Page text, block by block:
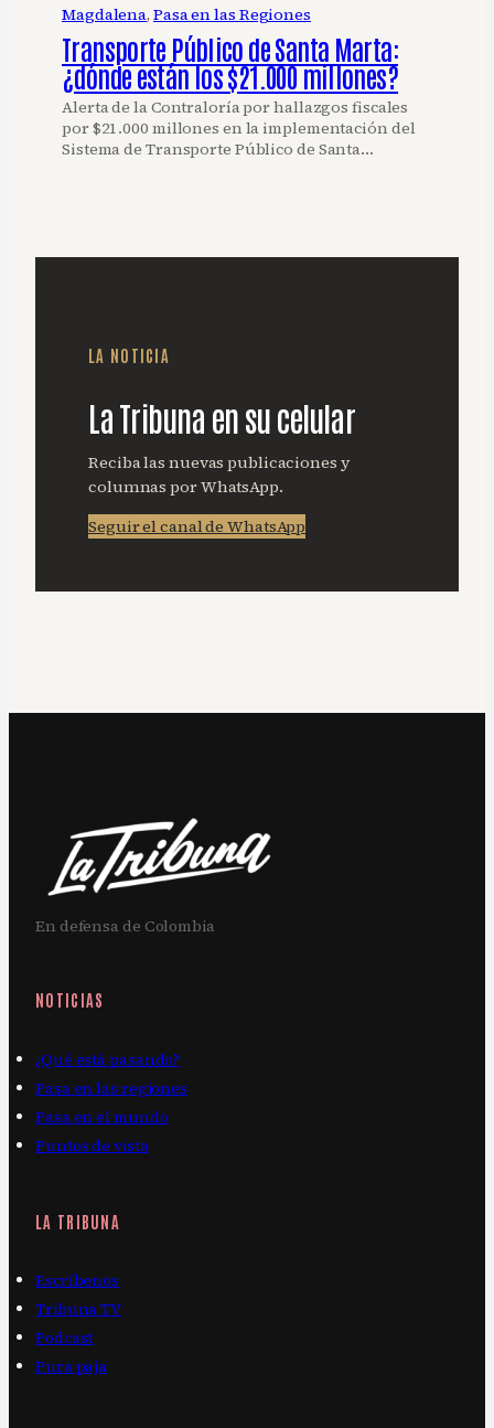
Magdalena, Pasa en las Regiones
Transporte Público de Santa Marta:
¿dónde están los $21.000 millones?
Alerta de la Contraloría por hallazgos fiscales
por $21.000 millones en la implementación del
Sistema de Transporte Público de Santa…
LA NOTICIA
La Tribuna en su celular
Reciba las nuevas publicaciones y
columnas por WhatsApp.
Seguir el canal de WhatsApp
En defensa de Colombia
NOTICIAS
¿Qué está pasando?
Pasa en las regiones
Pasa en el mundo
Puntos de vista
LA TRIBUNA
Escríbenos
Tribuna TV
Podcast
Pura paja